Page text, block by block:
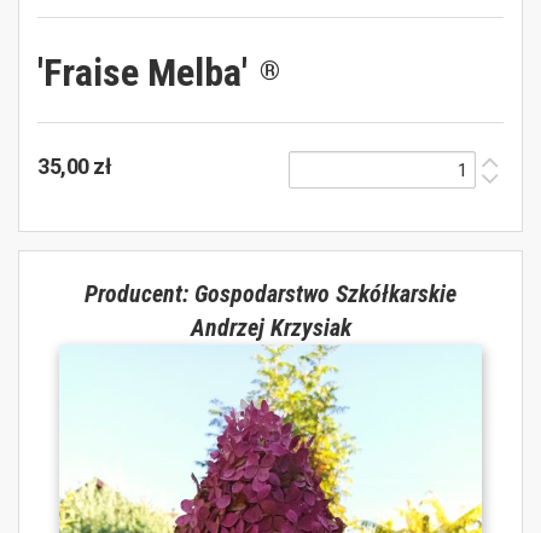
'Fraise Melba' ®
35,00 zł
Producent: Gospodarstwo Szkółkarskie
Andrzej Krzysiak